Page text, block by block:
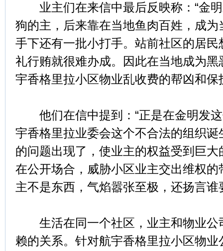
业主们在来信中最后反映称：“金明
狗的主，后来靠在当地鱼肉百姓，成
手下还有一批小打手。站前社区的居
礼行贿就很难办成。因此在当地成为
宇香格里拉小区物业乱收费的帮凶和保
他们在信中提到：“正是在金明发这
宇香格里拉业委会这个不合法的组织
的问题出现了，使业主的权益受到巨
在公开场合，威胁小区业主交出维权
主不是东西，气焰嚣张至极，还扬言谁
生活在同一个社区，业主和物业公
赖的关系。针对航宇香格里拉小区物